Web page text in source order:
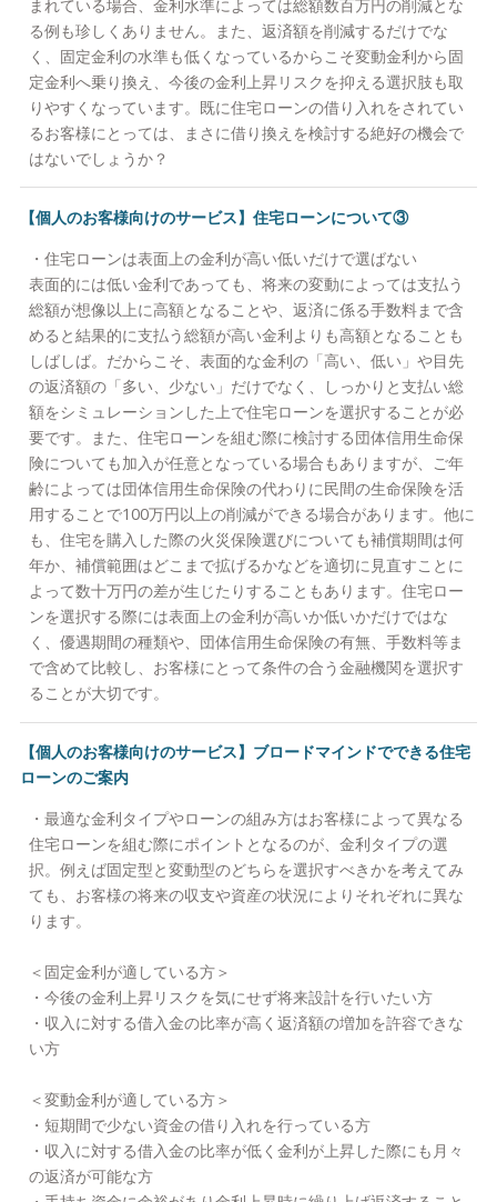
まれている場合、金利水準によっては総額数百万円の削減とな
る例も珍しくありません。また、返済額を削減するだけでな
く、固定金利の水準も低くなっているからこそ変動金利から固
定金利へ乗り換え、今後の金利上昇リスクを抑える選択肢も取
りやすくなっています。既に住宅ローンの借り入れをされてい
るお客様にとっては、まさに借り換えを検討する絶好の機会で
はないでしょうか？
【個人のお客様向けのサービス】住宅ローンについて③
・住宅ローンは表面上の金利が高い低いだけで選ばない
表面的には低い金利であっても、将来の変動によっては支払う
総額が想像以上に高額となることや、返済に係る手数料まで含
めると結果的に支払う総額が高い金利よりも高額となることも
しばしば。だからこそ、表面的な金利の「高い、低い」や目先
の返済額の「多い、少ない」だけでなく、しっかりと支払い総
額をシミュレーションした上で住宅ローンを選択することが必
要です。また、住宅ローンを組む際に検討する団体信用生命保
険についても加入が任意となっている場合もありますが、ご年
齢によっては団体信用生命保険の代わりに民間の生命保険を活
用することで100万円以上の削減ができる場合があります。他に
も、住宅を購入した際の火災保険選びについても補償期間は何
年か、補償範囲はどこまで拡げるかなどを適切に見直すことに
よって数十万円の差が生じたりすることもあります。住宅ロー
ンを選択する際には表面上の金利が高いか低いかだけではな
く、優遇期間の種類や、団体信用生命保険の有無、手数料等ま
で含めて比較し、お客様にとって条件の合う金融機関を選択す
ることが大切です。
【個人のお客様向けのサービス】ブロードマインドでできる住宅
ローンのご案内
・最適な金利タイプやローンの組み方はお客様によって異なる
住宅ローンを組む際にポイントとなるのが、金利タイプの選
択。例えば固定型と変動型のどちらを選択すべきかを考えてみ
ても、お客様の将来の収支や資産の状況によりそれぞれに異な
ります。
＜固定金利が適している方＞
・今後の金利上昇リスクを気にせず将来設計を行いたい方
・収入に対する借入金の比率が高く返済額の増加を許容できな
い方
＜変動金利が適している方＞
・短期間で少ない資金の借り入れを行っている方
・収入に対する借入金の比率が低く金利が上昇した際にも月々
の返済が可能な方